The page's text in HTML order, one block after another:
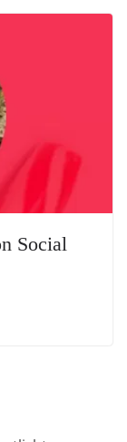
Social